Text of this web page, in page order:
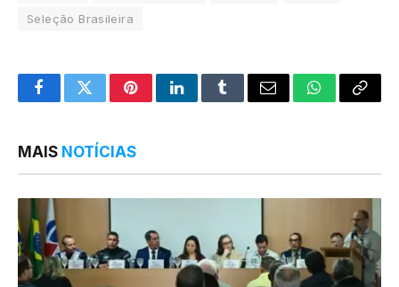
Seleção Brasileira
FacebookTwitterPinterestLinkedInTumblrEmail WhatsApp
Copy
MAIS NOTÍCIAS